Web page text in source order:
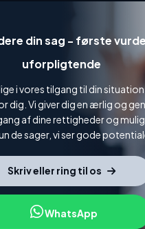
din sag - første
uforpligtende
i vores tilgang til din
dig. Vi giver dig en ærlig og
af dine rettigheder og
de sager, vi ser gode
Skriv eller ring til os
WhatsApp